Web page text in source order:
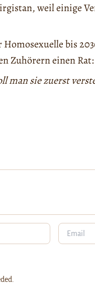
weil einige
bis
Zuhörern einen Rat:
man sie zuerst